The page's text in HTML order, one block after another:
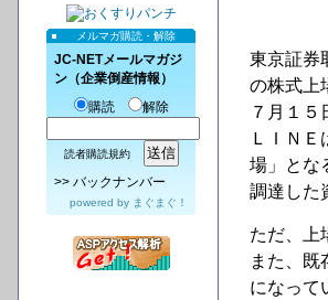
メルマガ購読・解除
JC-NETメールマガジ
ン（企業倒産情報）
購読
解除
読者購読規約
>> バックナンバー
powered by まぐまぐ！
東京証券
の株式上
７月１５
ＬＩＮ
場」とな
調達した
ただ、上
また、既
になって